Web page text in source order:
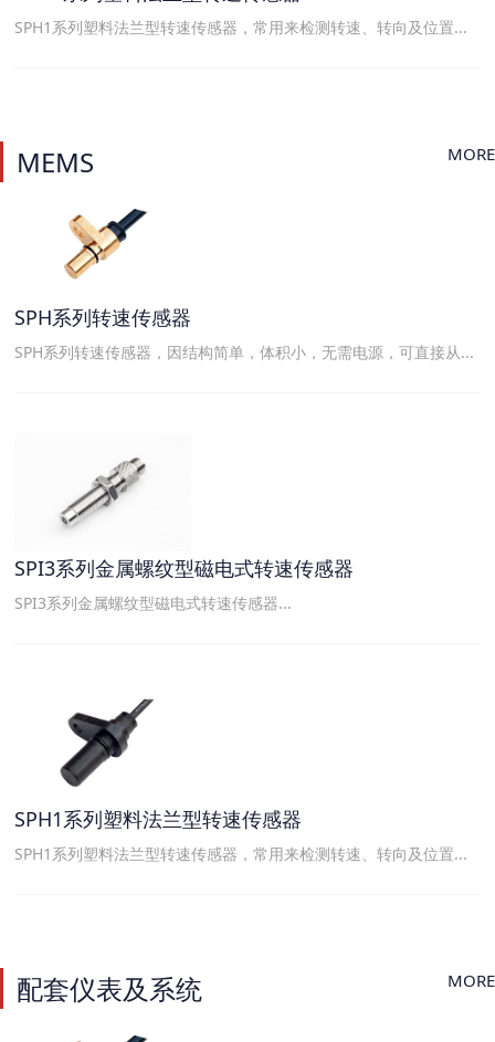
SPH1系列塑料法兰型转速传感器，常用来检测转速、转向及位置...
MEMS MORE
SPH系列转速传感器
SPH系列转速传感器，因结构简单，体积小，无需电源，可直接从...
SPI3系列金属螺纹型磁电式转速传感器
SPI3系列金属螺纹型磁电式转速传感器...
SPH1系列塑料法兰型转速传感器
SPH1系列塑料法兰型转速传感器，常用来检测转速、转向及位置...
配套仪表及系统 MORE